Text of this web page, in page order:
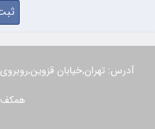
آدرس: تهران,خیابان قزوین,روبروی
همکف